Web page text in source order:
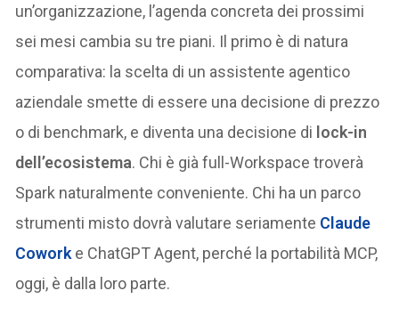
un’organizzazione, l’agenda concreta dei prossimi
sei mesi cambia su tre piani. Il primo è di natura
comparativa: la scelta di un assistente agentico
aziendale smette di essere una decisione di prezzo
o di benchmark, e diventa una decisione di lock-in
dell’ecosistema. Chi è già full-Workspace troverà
Spark naturalmente conveniente. Chi ha un parco
strumenti misto dovrà valutare seriamente Claude
Coworke ChatGPT Agent, perché la portabilità MCP,
oggi, è dalla loro parte.